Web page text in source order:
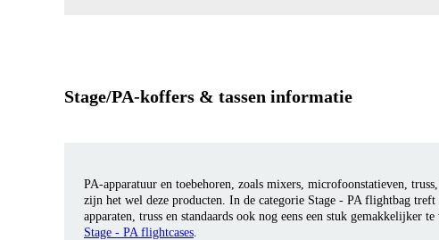
Stage/PA-koffers & tassen informatie
PA-apparatuur en toebehoren, zoals mixers, microfoonstatieven,
zijn het wel deze producten. In de categorie Stage - PA flightbag
apparaten, truss en standaards ook nog eens een stuk gemakkelijker
Stage - PA flightcases.